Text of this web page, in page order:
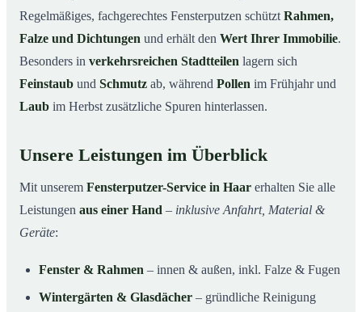
Regelmäßiges, fachgerechtes Fensterputzen schützt Rahmen,
Falze und Dichtungen und erhält den Wert Ihrer Immobilie.
Besonders in verkehrsreichen Stadtteilen lagern sich
Feinstaub und Schmutz ab, während Pollen im Frühjahr und
Laub im Herbst zusätzliche Spuren hinterlassen.
Unsere Leistungen im Überblick
Mit unserem Fensterputzer-Service in Haar erhalten Sie alle
Leistungen aus einer Hand – inklusive Anfahrt, Material &
Geräte:
Fenster & Rahmen – innen & außen, inkl. Falze & Fugen
Wintergärten & Glasdächer – gründliche Reinigung